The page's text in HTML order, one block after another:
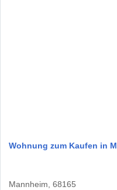
Wohnung zum Kaufen in
Mannheim, 68165